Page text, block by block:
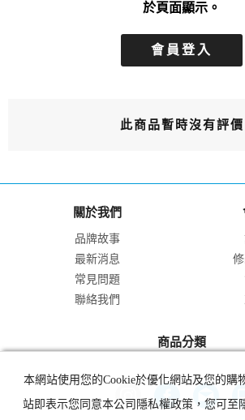
於頁面顯示。
會員登入
此商品暫時沒有評價
關於我們
品牌故事
最新消息
常見問題
聯絡我們
商品分類
本網站使用您的Cookie於優化網站及您的購
站即表示您同意本公司隱私權政策，您可至